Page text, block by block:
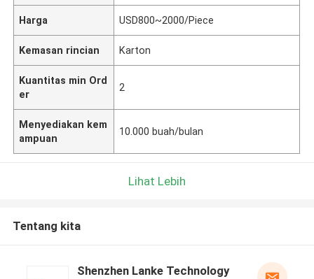
Harga USD800~2000/Piece
Kemasan rincian Karton
Kuantitas min Ord
er
2
Menyediakan kem
ampuan
10.000 buah/bulan
Lihat Lebih
Tentang kita
Shenzhen Lanke Technology